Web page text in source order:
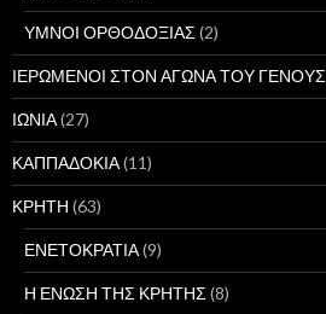
ΥΜΝΟΙ ΟΡΘΟΔΟΞΙΑΣ (2)
ΙΕΡΩΜΕΝΟΙ ΣΤΟΝ ΑΓΩΝΑ ΤΟΥ ΓΕΝΟΥΣ
ΙΩΝΙΑ(27)
ΚΑΠΠΑΔΟΚΙΑ(11)
ΚΡΗΤΗ (63)
ΕΝΕΤΟΚΡΑΤΙΑ(9)
Η ΕΝΩΣΗ ΤΗΣ ΚΡΗΤΗΣ (8)